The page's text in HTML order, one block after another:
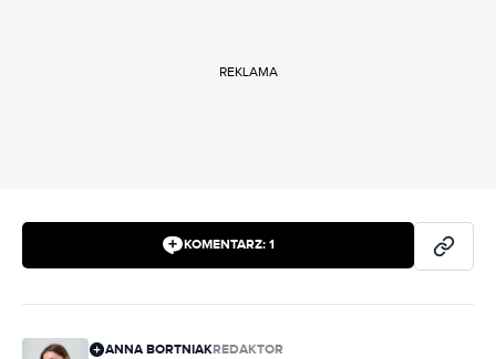
REKLAMA
KOMENTARZ: 1
ANNA BORTNIAKREDAKTOR